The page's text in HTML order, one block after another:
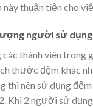
thuận tiện cho
người sử dụng
thành viên trong
thước đệm khác
thì nên sử dụng
Khi 2 người sử